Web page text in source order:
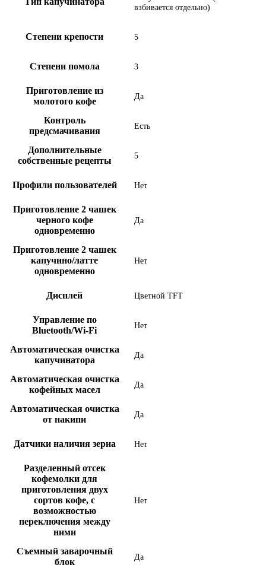
взбивается отдельно)
Степени крепости 5
Степени помола 3
Приготовление из
молотого кофе
Да
Контроль
предсмачивания
Есть
Дополнительные
собственные рецепты
5
Профили пользователей Нет
Приготовление 2 чашек
черного кофе
одновременно
Да
Приготовление 2 чашек
капучино/латте
одновременно
Нет
Дисплей Цветной TFT
Управление по
Bluetooth/Wi-Fi
Нет
Автоматическая очистка
капучинатора
Да
Автоматическая очистка
кофейных масел
Да
Автоматическая очистка
от накипи
Да
Датчики наличия зерна Нет
Разделенный отсек
кофемолки для
приготовления двух
сортов кофе, с
возможностью
переключения между
ними
Нет
Съемный заварочный
блок
Да